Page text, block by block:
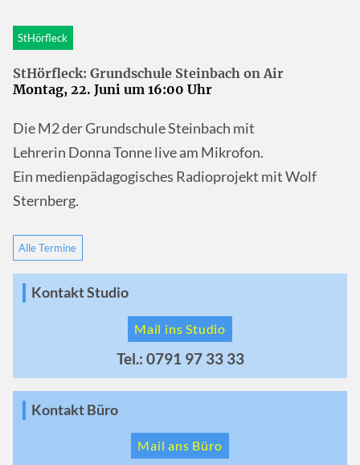
StHörfleck
StHörfleck: Grundschule Steinbach on Air
Montag, 22. Juni um 16:00 Uhr
Die M2 der Grundschule Steinbach mit
Lehrerin Donna Tonne live am Mikrofon.
Ein medienpädagogisches Radioprojekt mit Wolf
Sternberg.
Alle Termine
Kontakt Studio
Mail ins Studio
Tel.: 0791 97 33 33
Kontakt Büro
Mail ans Büro